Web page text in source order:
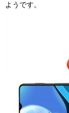
ようです。